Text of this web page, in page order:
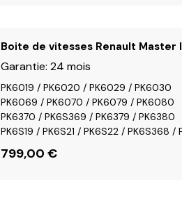
Boite de vitesses Renault Master
Garantie: 24 mois
PK6019 / PK6020 / PK6029 / PK6030
PK6069 / PK6070 / PK6079 / PK6080
PK6370 / PK6S369 / PK6379 / PK6380
PK6S19 / PK6S21 / PK6S22 / PK6S368 /
799,00 €